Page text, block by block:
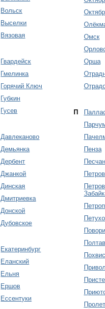
Вольск
Выселки
Вязовая
Гвардейск
Гмелинка
Горячий Ключ
Губкин
Гусев
Давлеканово
Демьянка
Дербент
Джанкой
Динская
Дмитриевка
Донской
Дубовское
Екатеринбург
Еланский
Ельня
Ершов
Ессентуки
Омск
Орша
П
Пенза